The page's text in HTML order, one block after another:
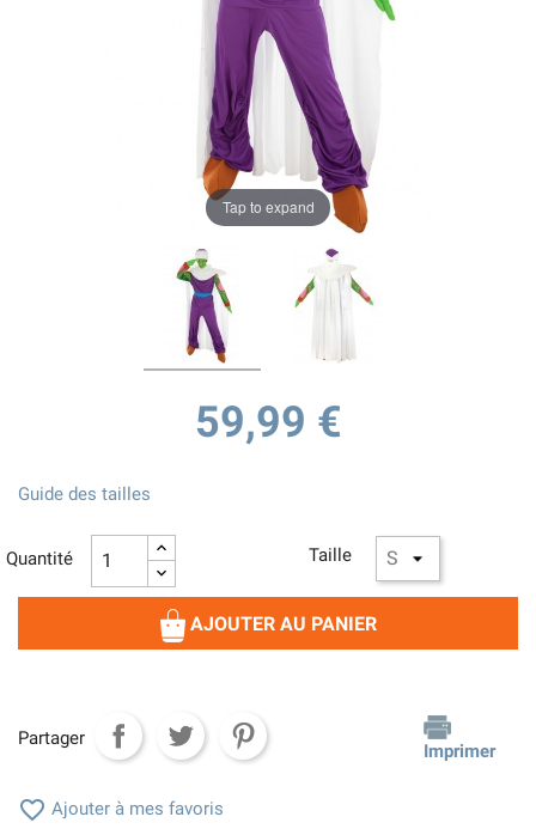
Tap to expand
59,99 €
Taille
Guide des tailles
Quantité
AJOUTER AU PANIER
Partager
Imprimer
 Ajouter à mes favoris